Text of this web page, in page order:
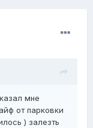
мне
от парковки
) залезть